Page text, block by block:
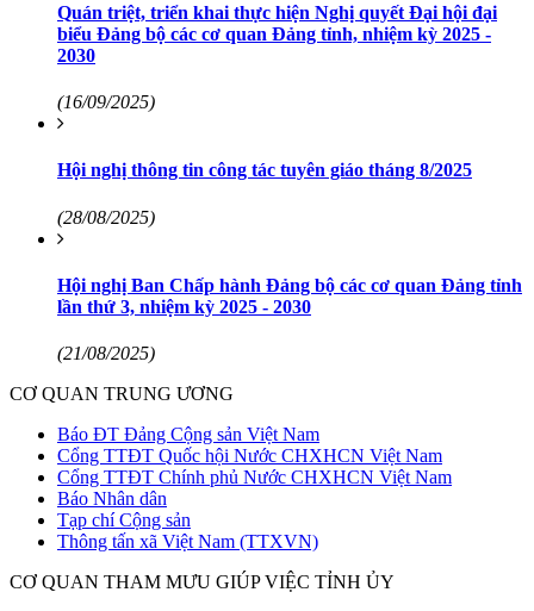
Quán triệt, triển khai thực hiện Nghị quyết Đại hội đại
biểu Đảng bộ các cơ quan Đảng tỉnh, nhiệm kỳ 2025 -
2030
(16/09/2025)
Hội nghị thông tin công tác tuyên giáo tháng 8/2025
(28/08/2025)
Hội nghị Ban Chấp hành Đảng bộ các cơ quan Đảng tỉnh
lần thứ 3, nhiệm kỳ 2025 - 2030
(21/08/2025)
CƠ QUAN TRUNG ƯƠNG
Báo ĐT Đảng Cộng sản Việt Nam
Cổng TTĐT Quốc hội Nước CHXHCN Việt Nam
Cổng TTĐT Chính phủ Nước CHXHCN Việt Nam
Báo Nhân dân
Tạp chí Cộng sản
Thông tấn xã Việt Nam (TTXVN)
CƠ QUAN THAM MƯU GIÚP VIỆC TỈNH ỦY